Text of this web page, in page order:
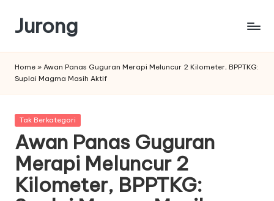
content
Jurong
Home » Awan Panas Guguran Merapi Meluncur 2 Kilometer, BPPTKG:
Suplai Magma Masih Aktif
Posted
Tak Berkategori
Awan Panas Guguran
Merapi Meluncur 2
Kilometer, BPPTKG: